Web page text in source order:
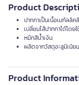
Product
ปากกาเป็นเนื้อเมทัลลิ
เปลี่ยนไส้ปากกาได้โดย
หมึกสีน้ำเงิน
ผลิตจากวัสดุอะลูมิเนีย
Product